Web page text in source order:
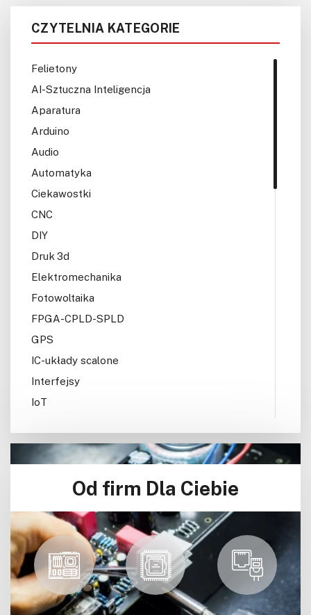
CZYTELNIA KATEGORIE
Felietony
AI-Sztuczna Inteligencja
Aparatura
Arduino
Audio
Automatyka
Ciekawostki
CNC
DIY
Druk 3d
Elektromechanika
Fotowoltaika
FPGA-CPLD-SPLD
GPS
IC-układy scalone
Interfejsy
IoT
Książki
Lasery
LED/LCD/OLED
Mikrokontrolery (MCV,μC)
Moc
Moduły
Narzędzia
Optoelektronika
Od firm Dla Ciebie